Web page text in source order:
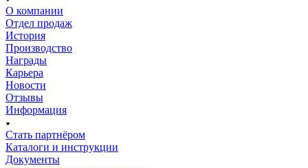
О компании
Отдел продаж
История
Производство
Награды
Карьера
Новости
Отзывы
Информация
Стать партнёром
Каталоги и инструкции
Документы